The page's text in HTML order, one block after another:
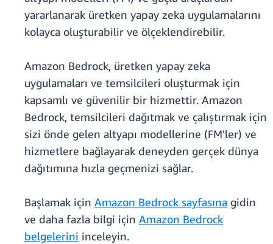
yararlanarak üretken yapay zeka uygulamalarını
kolayca oluşturabilir ve ölçeklendirebilir.
Amazon Bedrock, üretken yapay zeka
uygulamaları ve temsilcileri oluşturmak için
kapsamlı ve güvenilir bir hizmettir. Amazon
Bedrock, temsilcileri dağıtmak ve çalıştırmak için
sizi önde gelen altyapı modellerine (FM'ler) ve
hizmetlere bağlayarak deneyden gerçek dünya
dağıtımına hızla geçmenizi sağlar.
Başlamak için Amazon Bedrock sayfasına gidin
ve daha fazla bilgi için Amazon Bedrock
belgelerini inceleyin.